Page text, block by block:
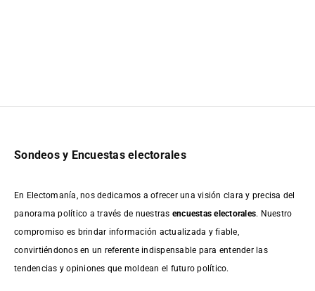
Sondeos y Encuestas electorales
En Electomanía, nos dedicamos a ofrecer una visión clara y precisa del
panorama político a través de nuestras encuestas electorales. Nuestro
compromiso es brindar información actualizada y fiable,
convirtiéndonos en un referente indispensable para entender las
tendencias y opiniones que moldean el futuro político.